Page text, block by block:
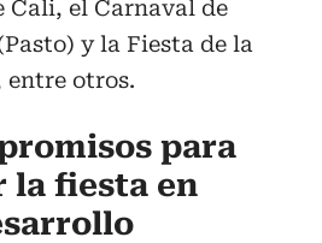
Cali, el Carnaval de
y la Fiesta de la
entre otros.
para
fiesta en